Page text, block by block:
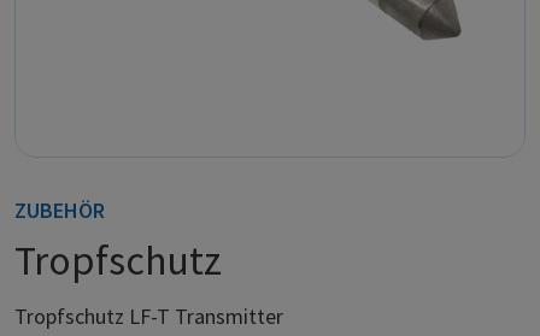
ZUBEHÖR
Tropfschutz
Tropfschutz LF-T Transmitter